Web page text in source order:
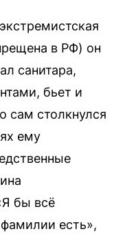
в РФ) он
санитара,
бьет и
сам столкнулся
ему
бы всё
есть»,